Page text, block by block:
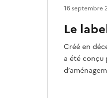
Le
Créé en
a été conçu
16 septembre